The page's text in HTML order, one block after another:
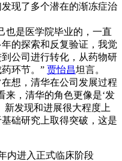
现了多个潜在的渐冻症治
也是医学院毕业的，一直
的探索和反复验证，我觉
公司进行转化，从药物研
环节。” 贾怡昌坦言。
在想，清华在公司发展过程
来，清华的角色更像是‘发
新发现和进展很大程度上
础研究上取得突破，这是
内进入正式临床阶段